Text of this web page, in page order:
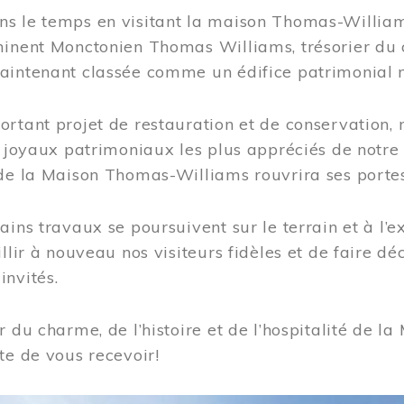
le temps en visitant la maison Thomas-
Monctonien Thomas Williams, trésorier
classée comme un édifice patrimonial
projet de restauration et de conservation,
joyaux patrimoniaux les plus appréciés de
la Maison Thomas-Williams rouvrira ses
travaux se poursuivent sur le terrain et à
à nouveau nos visiteurs fidèles et de faire
du charme, de l’histoire et de l’hospitalité de
de vous recevoir!